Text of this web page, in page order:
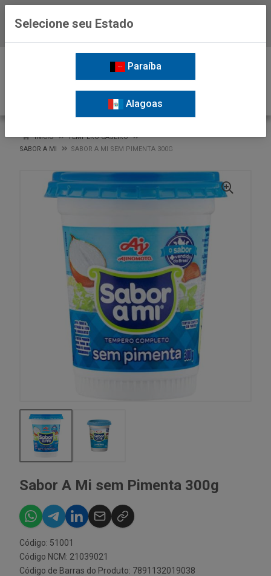
INÍCIO
TEMPERO CASEIRO
SABOR A MI
SABOR A MI SEM PIMENTA 300G
Sabor A Mi sem Pimenta 300g
Código: 51001
Código NCM: 21039021
Código de Barras do Produto: 7891132019038
Selecione seu Estado
Paraíba
Alagoas